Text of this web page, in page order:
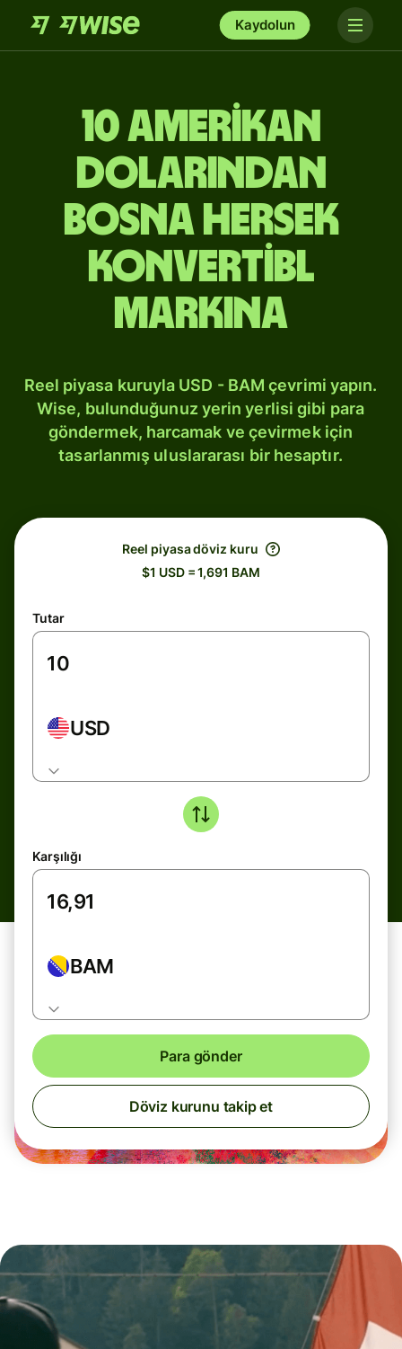
Kaydolun
10 Amerikan
dolarından
Bosna Hersek
konvertibl
markına
Reel piyasa kuruyla USD - BAM çevrimi yapın.
Wise, bulunduğunuz yerin yerlisi gibi para
göndermek, harcamak ve çevirmek için
tasarlanmış uluslararası bir hesaptır.
Reel piyasa döviz kuru
$1 USD = 1,691 BAM
Tutar
USD
Karşılığı
BAM
Para gönder
Döviz kurunu takip et